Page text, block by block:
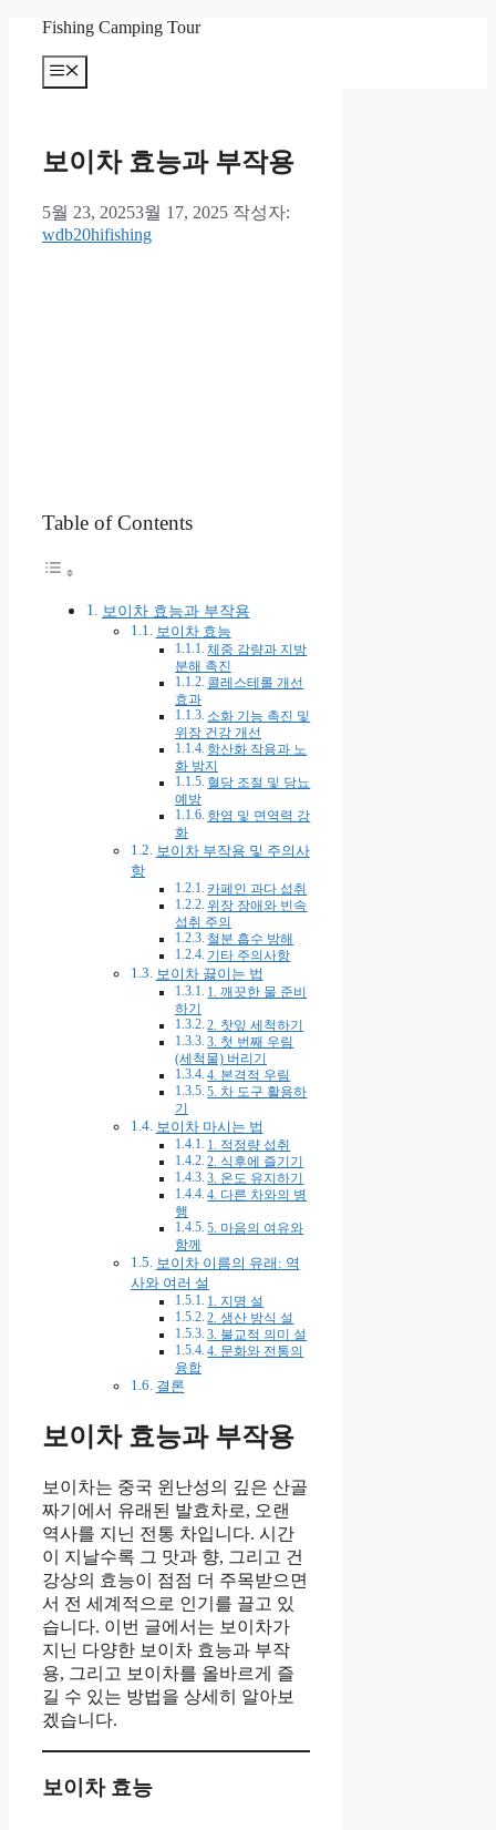
Fishing Camping Tour
메
뉴
보이차 효능과 부작용
5월 23, 20253월 17, 2025 작성자:
wdb20hifishing
Table of Contents
보이차 효능과 부작용
보이차 효능
체중 감량과 지방
분해 촉진
콜레스테롤 개선
효과
소화 기능 촉진 및
위장 건강 개선
항산화 작용과 노
화 방지
혈당 조절 및 당뇨
예방
항염 및 면역력 강
화
보이차 부작용 및 주의사
항
카페인 과다 섭취
위장 장애와 빈속
섭취 주의
철분 흡수 방해
기타 주의사항
보이차 끓이는 법
1. 깨끗한 물 준비
하기
2. 찻잎 세척하기
3. 첫 번째 우림
(세척물) 버리기
4. 본격적 우림
5. 차 도구 활용하
기
보이차 마시는 법
1. 적정량 섭취
2. 식후에 즐기기
3. 온도 유지하기
4. 다른 차와의 병
행
5. 마음의 여유와
함께
보이차 이름의 유래: 역
사와 여러 설
1. 지명 설
2. 생산 방식 설
3. 불교적 의미 설
4. 문화와 전통의
융합
결론
보이차 효능과 부작용
보이차는 중국 윈난성의 깊은 산골
짜기에서 유래된 발효차로, 오랜
역사를 지닌 전통 차입니다. 시간
이 지날수록 그 맛과 향, 그리고 건
강상의 효능이 점점 더 주목받으면
서 전 세계적으로 인기를 끌고 있
습니다. 이번 글에서는 보이차가
지닌 다양한 보이차 효능과 부작
용, 그리고 보이차를 올바르게 즐
길 수 있는 방법을 상세히 알아보
겠습니다.
보이차 효능